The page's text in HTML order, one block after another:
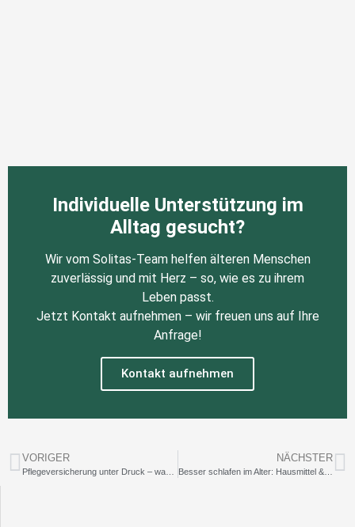
Individuelle Unterstützung im
Alltag gesucht?
Wir vom Solitas-Team helfen älteren Menschen
zuverlässig und mit Herz – so, wie es zu ihrem
Leben passt.
Jetzt Kontakt aufnehmen – wir freuen uns auf Ihre
Anfrage!
Kontakt aufnehmen
VORIGER NÄCHSTER
Besser schlafen im Alter: Hausmittel & Tipps für ruhige Nächte